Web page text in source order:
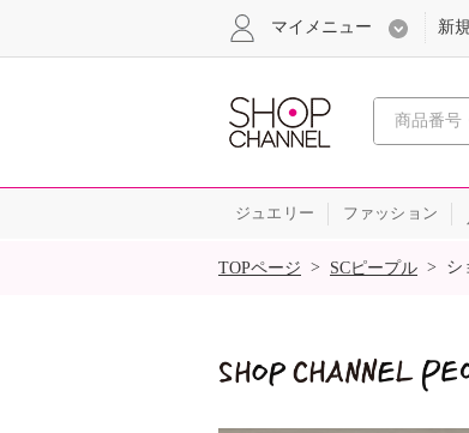
マイメニュー 新
ジュエリー ファッション
SALE
TOPページ > SCピープル > シ